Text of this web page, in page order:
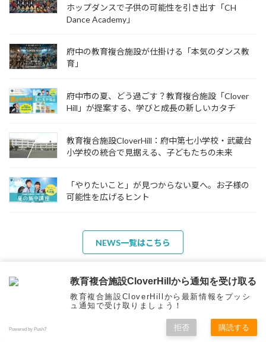
ホップダンスで子供の可能性を引き出す「CH
Dance Academy」
府中の教育複合施設が仕掛ける「本気のダンス教
育」
府中市の夏、どう過ごす？教育複合施設「Clover
Hill」が提案する、学びと成長の新しいカタチ
教育複合施設CloverHill：府中第七小学校・武蔵台
小学校の統合で見据える、子どもたちの未来
「やりたいこと」が見つからない夏へ。お子様の
可能性を広げるヒント
NEWS一覧はこちら
教育複合施設CloverHillから通知を受け取る
教育複合施設CloverHillから最新情報をプッシ
ュ通知で受け取りましょう！
Powered by Push7 拒否 購読する